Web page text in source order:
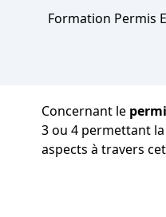
Formation Permis
Concernant le
3 ou 4 permettant
aspects à travers